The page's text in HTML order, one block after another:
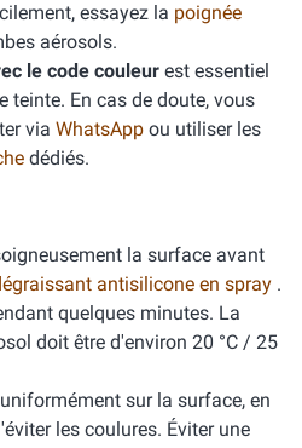
essayez la poignée
aérosols.
le code couleur est essentiel
teinte. En cas de doute, vous
via WhatsApp ou utiliser les
dédiés.
la surface avant
antisilicone en spray .
quelques minutes. La
doit être d'environ 20 °C / 25
sur la surface, en
les coulures. Éviter une